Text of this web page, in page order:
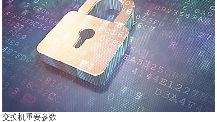
交换机重要参数